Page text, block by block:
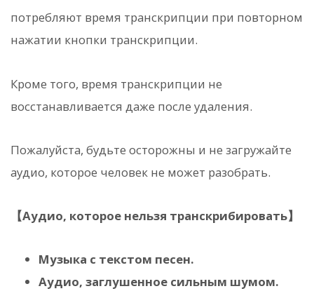
потребляют время транскрипции при повторном
нажатии кнопки транскрипции.
Кроме того, время транскрипции не
восстанавливается даже после удаления.
Пожалуйста, будьте осторожны и не загружайте
аудио, которое человек не может разобрать.
【Аудио, которое нельзя транскрибировать】
Музыка с текстом песен.
Аудио, заглушенное сильным шумом.